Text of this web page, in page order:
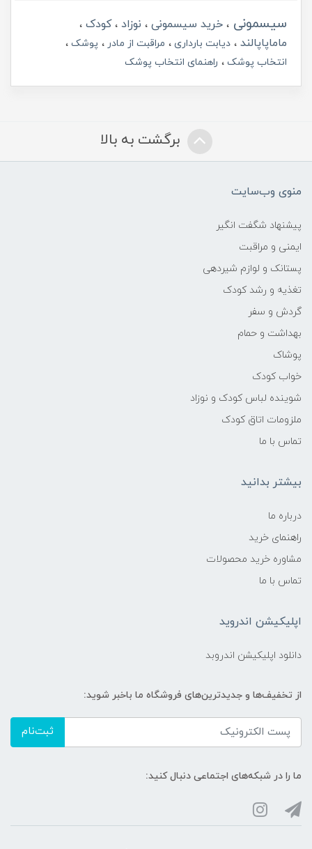
سیسمونی خرید سیسمونی نوزاد
کودک
ماماپاپالند
دیابت بارداری مراقبت از مادر
پوشک
انتخاب پوشک
راهنمای انتخاب پوشک
برگشت به بالا
منوی وب‌سایت
پیشنهاد شگفت انگیر
ایمنی و مراقبت
پستانک و لوازم شیردهی
تغذیه و رشد کودک
گردش و سفر
بهداشت و حمام
پوشاک
خواب کودک
شوینده لباس کودک و نوزاد
ملزومات اتاق کودک
تماس با ما
بیشتر بدانید
درباره ما
راهنمای خرید
مشاوره خرید محصولات
تماس با ما
اپلیکیشن اندروید
دانلود اپلیکیشن اندروبد
از تخفیف‌ها و جدیدترین‌های فروشگاه ما باخبر شوید:
ثبت‌نام
ما را در شبکه‌های اجتماعی دنبال کنید: